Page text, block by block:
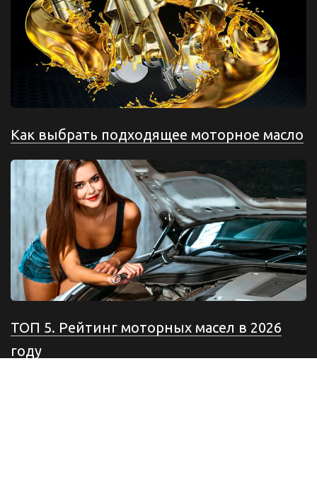
Как выбрать подходящее моторное масло
ТОП 5. Рейтинг моторных масел в 2026
году